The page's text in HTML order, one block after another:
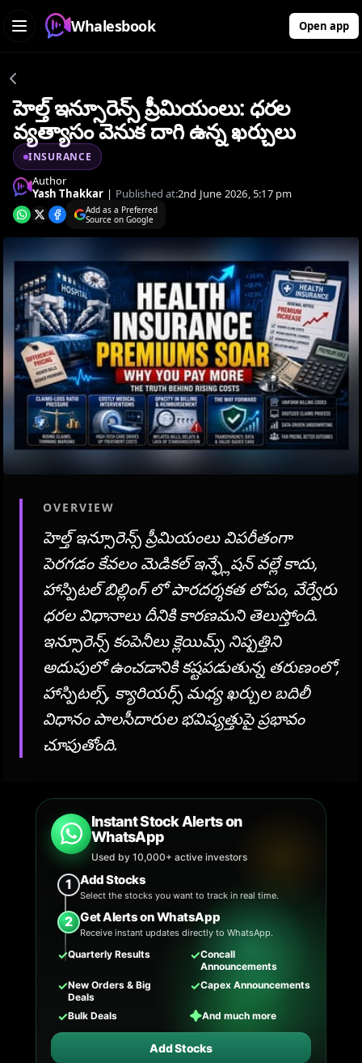
Whalesbook Open app
హెల్త్ ఇన్సూరెన్స్ ప్రీమియంలు: ధరల
వ్యత్యాసం వెనుక దాగి ఉన్న ఖర్చులు
INSURANCE
Author
Yash Thakkar | Published at:2nd June 2026, 5:17 pm
Add as a Preferred
Source on Google
OVERVIEW
హెల్త్ ఇన్సూరెన్స్ ప్రీమియంలు విపరీతంగా
పెరగడం కేవలం మెడికల్ ఇన్ఫ్లేషన్ వల్లే కాదు,
హాస్పిటల్ బిల్లింగ్ లో పారదర్శకత లోపం, వేర్వేరు
ధరల విధానాలు దీనికి కారణమని తెలుస్తోంది.
ఇన్సూరెన్స్ కంపెనీలు క్లెయిమ్స్ నిష్పత్తిని
అదుపులో ఉంచడానికి కష్టపడుతున్న తరుణంలో,
హాస్పిటల్స్, క్యారియర్స్ మధ్య ఖర్చుల బదిలీ
విధానం పాలసీదారుల భవిష్యత్తుపై ప్రభావం
చూపుతోంది.
Instant Stock Alerts on
WhatsApp
Used by 10,000+ active investors
1 Add Stocks
Select the stocks you want to track in real time.
2 Get Alerts on WhatsApp
Receive instant updates directly to WhatsApp.
✓Quarterly Results ✓Concall
Announcements
✓New Orders & Big
Deals
✓Capex Announcements
✓Bulk Deals ✦And much more
Add Stocks